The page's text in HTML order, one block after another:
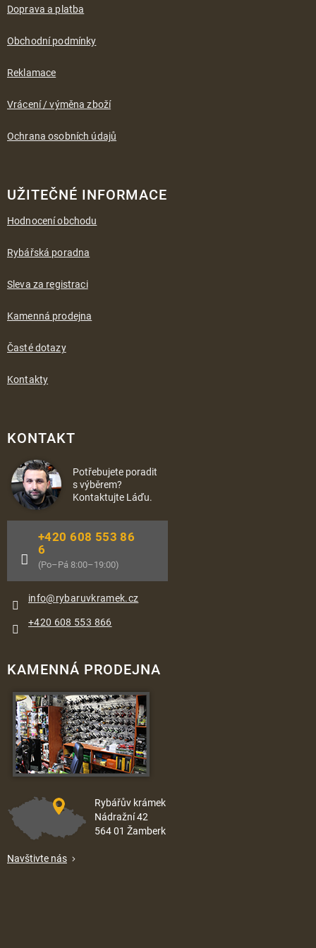
Doprava a platba
Obchodní podmínky
Reklamace
Vrácení / výměna zboží
Ochrana osobních údajů
UŽITEČNÉ INFORMACE
Hodnocení obchodu
Rybářská poradna
Sleva za registraci
Kamenná prodejna
Časté dotazy
Kontakty
KONTAKT
Potřebujete poradit
s výběrem?
Kontaktujte Láďu.
info@rybaruvkramek.cz
+420 608 553 86
6
(Po–Pá 8:00–19:00)
+420 608 553 866
KAMENNÁ PRODEJNA
Rybářův krámek
Nádražní 42
564 01 Žamberk
Navštivte nás